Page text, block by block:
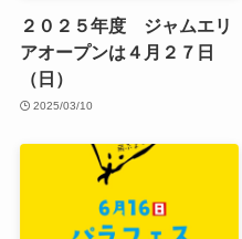
２０２５年度 ジャムエリ
アオープンは４月２７日
（日）
2025/03/10